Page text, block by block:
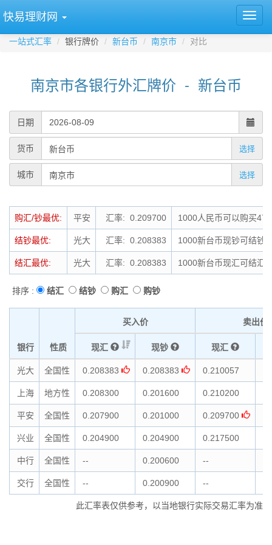
快易理财网
一站式汇率 银行牌价 新台币 南京市 对比
南京市各银行外汇牌价 - 新台币
日期
货币 选择
城市 选择
购汇/钞最优: 平安 汇率: 0.209700 1000人民币可以购买
结钞最优: 光大 汇率: 0.208383 1000新台币现钞可结钞
结汇最优: 光大 汇率: 0.208383 1000新台币现汇可结汇
排序 : 结汇 结钞 购汇 购钞
银行 性质
买入价 卖出价
现汇 现钞 现汇
光大 全国性 0.208383 0.208383 0.210057
上海 地方性 0.208300 0.201600 0.210200
平安 全国性 0.207900 0.201000 0.209700
兴业 全国性 0.204900 0.204900 0.217500
中行 全国性 -- 0.200600 --
交行 全国性 -- 0.200900 --
此汇率表仅供参考，以当地银行实际交易汇率为准